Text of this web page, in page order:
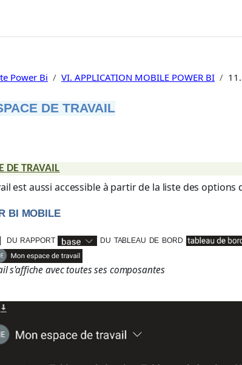
Power Bi VI. APPLICATION MOBILE POWER BI
DE TRAVAIL
DE TRAVAIL
est aussi accessible à partir de la liste des
BI MOBILE
du rapport du tableau de bord
s'affiche avec toutes ses composantes